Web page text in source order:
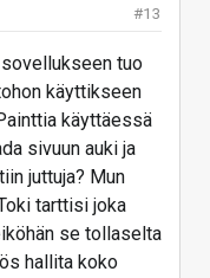
#13
tuo
käyttikseen
käyttäessä
sivuun auki ja
juttuja? Mun
tarttisi joka
se tollaselta
hallita koko